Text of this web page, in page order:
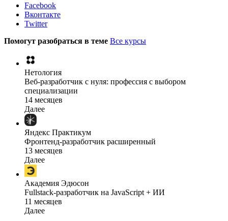
Facebook
Вконтакте
Twitter
Помогут разобраться в теме Все курсы
Нетология
Веб-разработчик с нуля: профессия с выбором
специализации
14 месяцев
Далее
Яндекс Практикум
Фронтенд-разработчик расширенный
13 месяцев
Далее
Академия Эдюсон
Fullstack-разработчик на JavaScript + ИИ
11 месяцев
Далее